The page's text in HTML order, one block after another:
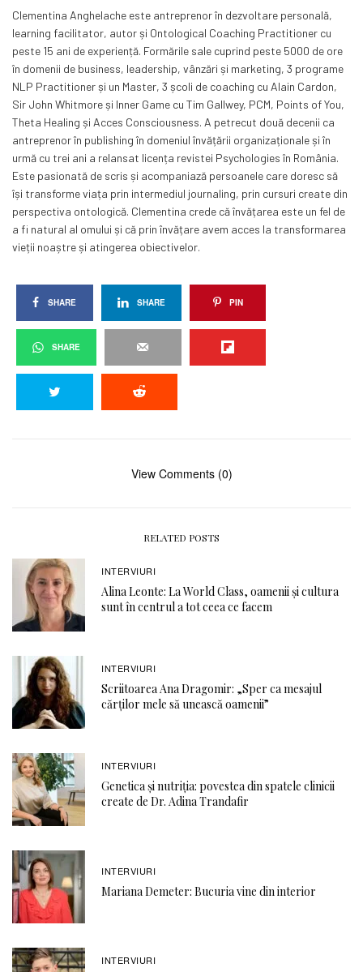
Clementina Anghelache este antreprenor în dezvoltare personală,
learning facilitator, autor și Ontological Coaching Practitioner cu
peste 15 ani de experiență. Formările sale cuprind peste 5000 de ore
în domenii de business, leadership, vânzări și marketing, 3 programe
NLP Practitioner și un Master, 3 școli de coaching cu Alain Cardon,
Sir John Whitmore și Inner Game cu Tim Gallwey, PCM, Points of You,
Theta Healing și Acces Consciousness. A petrecut două decenii ca
antreprenor în publishing în domeniul învățării organizaționale și în
urmă cu trei ani a relansat licența revistei Psychologies în România.
Este pasionată de scris și acompaniază persoanele care doresc să
își transforme viața prin intermediul journaling, prin cursuri create din
perspectiva ontologică. Clementina crede că învățarea este un fel de
a fi natural al omului și că prin învățare avem acces la transformarea
vieții noaștre și atingerea obiectivelor.
SHARE SHARE PIN
SHARE
View Comments (0)
RELATED POSTS
INTERVIURI
Alina Leonte: La World Class, oamenii și cultura
sunt în centrul a tot ceea ce facem
INTERVIURI
Scriitoarea Ana Dragomir: „Sper ca mesajul
cărților mele să unească oamenii”
INTERVIURI
Genetica și nutriția: povestea din spatele clinicii
create de Dr. Adina Trandafir
INTERVIURI
Mariana Demeter: Bucuria vine din interior
INTERVIURI